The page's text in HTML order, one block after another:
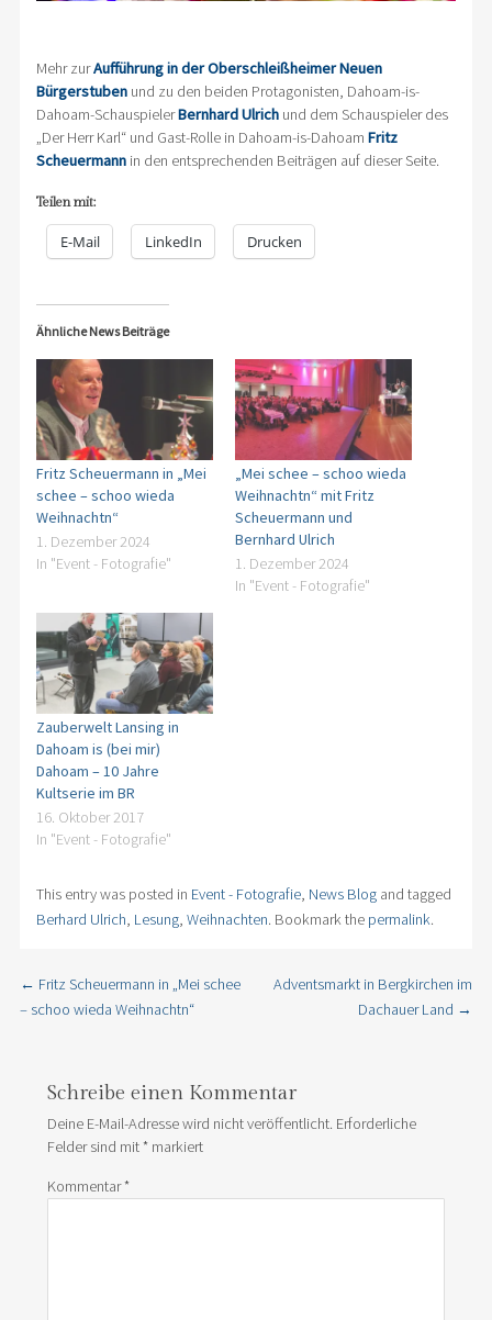
Mehr zurAufführung in der Oberschleißheimer Neuen
Bürgerstubenund zu den beiden Protagonisten, Dahoam-is-
Dahoam-SchauspielerBernhard Ulrichund dem Schauspieler des
„Der Herr Karl“ und Gast-Rolle in Dahoam-is-Dahoam Fritz
Scheuermannin den entsprechenden Beiträgen auf dieser Seite.
Teilen mit:
E-Mail LinkedIn Drucken
Ähnliche News Beiträge
Fritz Scheuermann in „Mei
schee – schoo wieda
Weihnachtn“
1. Dezember 2024
In "Event - Fotografie"
„Mei schee – schoo wieda
Weihnachtn“ mit Fritz
Scheuermann und
Bernhard Ulrich
1. Dezember 2024
In "Event - Fotografie"
Zauberwelt Lansing in
Dahoam is (bei mir)
Dahoam – 10 Jahre
Kultserie im BR
16. Oktober 2017
In "Event - Fotografie"
This entry was posted in Event - Fotografie, News Blogand tagged
Berhard Ulrich, Lesung, Weihnachten. Bookmark the permalink.
Post navigation
← Fritz Scheuermann in „Mei schee
– schoo wieda Weihnachtn“
Adventsmarkt in Bergkirchen im
Dachauer Land →
Schreibe einen Kommentar
Deine E-Mail-Adresse wird nicht veröffentlicht. Erforderliche
Felder sind mit*markiert
Kommentar*